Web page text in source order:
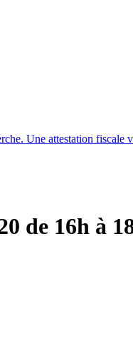
Une attestation fiscale
de 16h à